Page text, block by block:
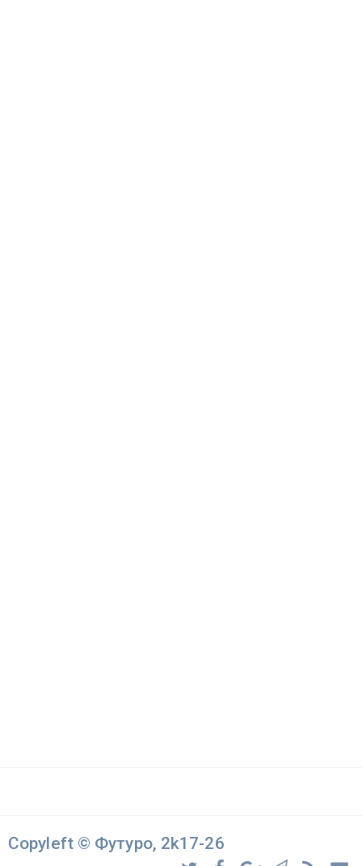
Copyleft © Футуро, 2k17-26